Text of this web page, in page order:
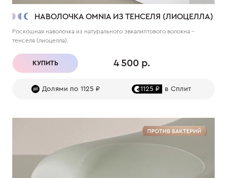
НАВОЛОЧКА OMNIA ИЗ ТЕНСЕЛЯ (ЛИОЦЕЛЛА)
Роскошная наволочка из натурального эвкалиптового волокна –
тенселя (лиоцелла).
КУПИТЬ 4 500 р.
Долями по 1125 ₽ 1125 ₽ в Сплит